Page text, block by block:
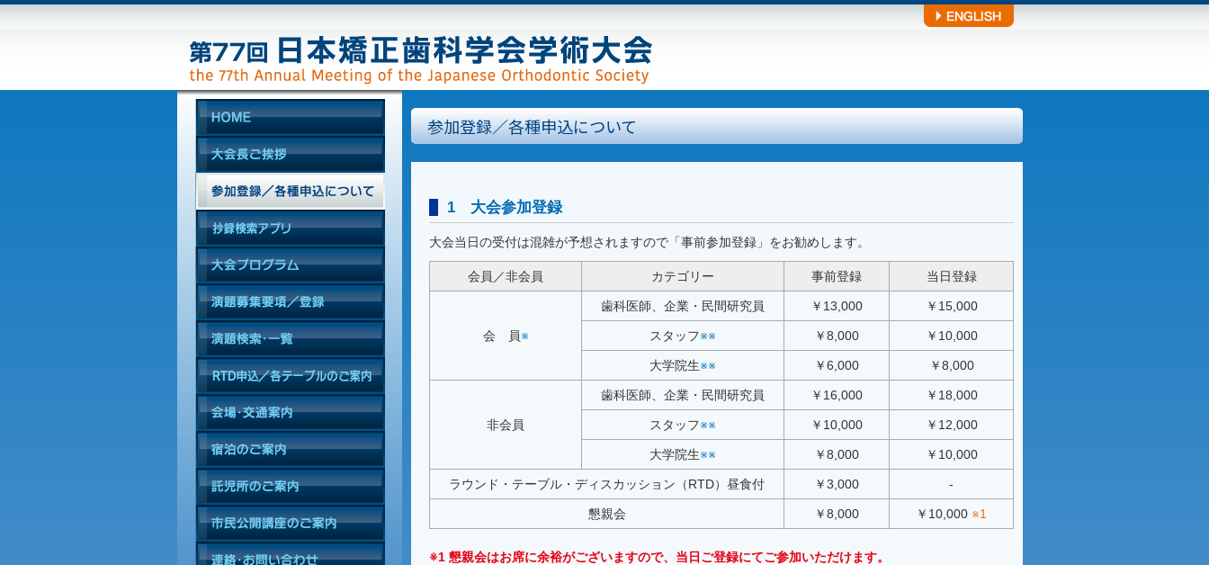
参加登録／各種申込について
1 大会参加登録
大会当日の受付は混雑が予想されますので「事前参加登録」をお勧めします。
会員／非会員 カテゴリー 事前登録 当日登録
会 員※
歯科医師、企業・民間研究員 ￥13,000 ￥15,000
スタッフ※※ ￥8,000 ￥10,000
大学院生※※ ￥6,000 ￥8,000
非会員
歯科医師、企業・民間研究員 ￥16,000 ￥18,000
スタッフ※※ ￥10,000 ￥12,000
大学院生※※ ￥8,000 ￥10,000
ラウンド・テーブル・ディスカッション（RTD）昼食付 ￥3,000 -
懇親会 ￥8,000 ￥10,000 ※1
※1 懇親会はお席に余裕がございますので、当日ご登録にてご参加いただけます。